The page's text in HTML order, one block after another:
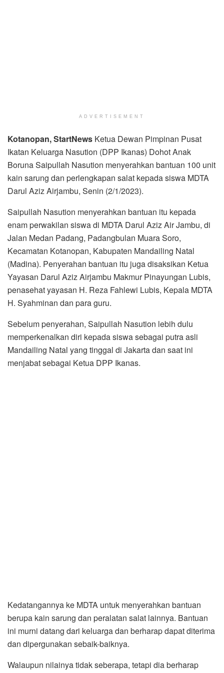
ADVERTISEMENT
Kotanopan, StartNews Ketua Dewan Pimpinan Pusat
Ikatan Keluarga Nasution (DPP Ikanas) Dohot Anak
Boruna Saipullah Nasution menyerahkan bantuan 100 unit
kain sarung dan perlengkapan salat kepada siswa MDTA
Darul Aziz Airjambu, Senin (2/1/2023).
Saipullah Nasution menyerahkan bantuan itu kepada
enam perwakilan siswa di MDTA Darul Aziz Air Jambu, di
Jalan Medan Padang, Padangbulan Muara Soro,
Kecamatan Kotanopan, Kabupaten Mandailing Natal
(Madina). Penyerahan bantuan itu juga disaksikan Ketua
Yayasan Darul Aziz Airjambu Makmur Pinayungan Lubis,
penasehat yayasan H. Reza Fahlewi Lubis, Kepala MDTA
H. Syahminan dan para guru.
Sebelum penyerahan, Saipullah Nasution lebih dulu
memperkenalkan diri kepada siswa sebagai putra asli
Mandailing Natal yang tinggal di Jakarta dan saat ini
menjabat sebagai Ketua DPP Ikanas.
Kedatangannya ke MDTA untuk menyerahkan bantuan
berupa kain sarung dan peralatan salat lainnya. Bantuan
ini murni datang dari keluarga dan berharap dapat diterima
dan dipergunakan sebaik-baiknya.
Walaupun nilainya tidak seberapa, tetapi dia berharap